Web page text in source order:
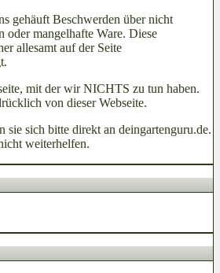
gehäuft Beschwerden über nicht
oder mangelhafte Ware. Diese
allesamt auf der Seite
mit der wir NICHTS zu tun haben.
von dieser Webseite.
sie sich bitte direkt an deingartenguru.de.
weiterhelfen.